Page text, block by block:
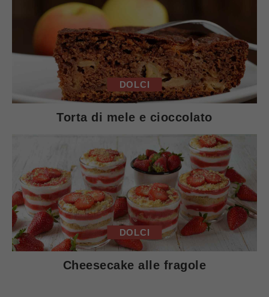
DOLCI
Torta di mele e cioccolato
DOLCI
Cheesecake alle fragole